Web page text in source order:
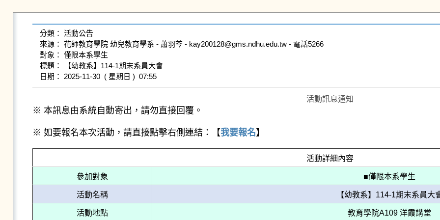
分類： 活動公告
來源： 花師教育學院 幼兒教育學系 - 蕭羽芩 - kay200128@gms.ndhu.edu.tw - 電話5266
對象： 僅限本系學生
標題： 【幼教系】114-1期末系員大會
日期： 2025-11-30  ( 星期日 )  07:55
活動訊息通知
※ 本訊息由系統自動寄出，請勿直接回覆。
※ 如要報名本次活動，請直接點擊右側連結：【我要報名】
活動詳細內容
參加對象 ■僅限本系學生
活動名稱 【幼教系】114-1期末系員大
活動地點 教育學院A109 洋霞講堂